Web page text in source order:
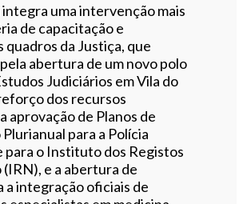
uma intervenção mais
de capacitação e
quadros da Justiça, que
abertura de um novo polo
Judiciários em Vila do
dos recursos
aprovação de Planos de
para a Polícia
para o Instituto dos Registos
e a abertura de
a integração oficiais de